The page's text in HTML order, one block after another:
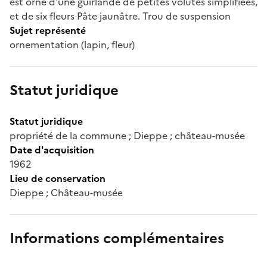
et de six fleurs Pâte jaunâtre. Trou de suspension
Sujet représenté
ornementation (lapin, fleur)
Statut juridique
Statut juridique
propriété de la commune ; Dieppe ; château-musée
Date d'acquisition
1962
Lieu de conservation
Dieppe ; Château-musée
Informations complémentaires